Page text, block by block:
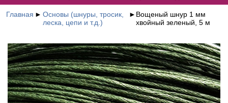
Главная ► Основы (шнуры, тросик,
леска, цепи и т.д.)
► Вощеный шнур 1 мм
хвойный зеленый, 5 м